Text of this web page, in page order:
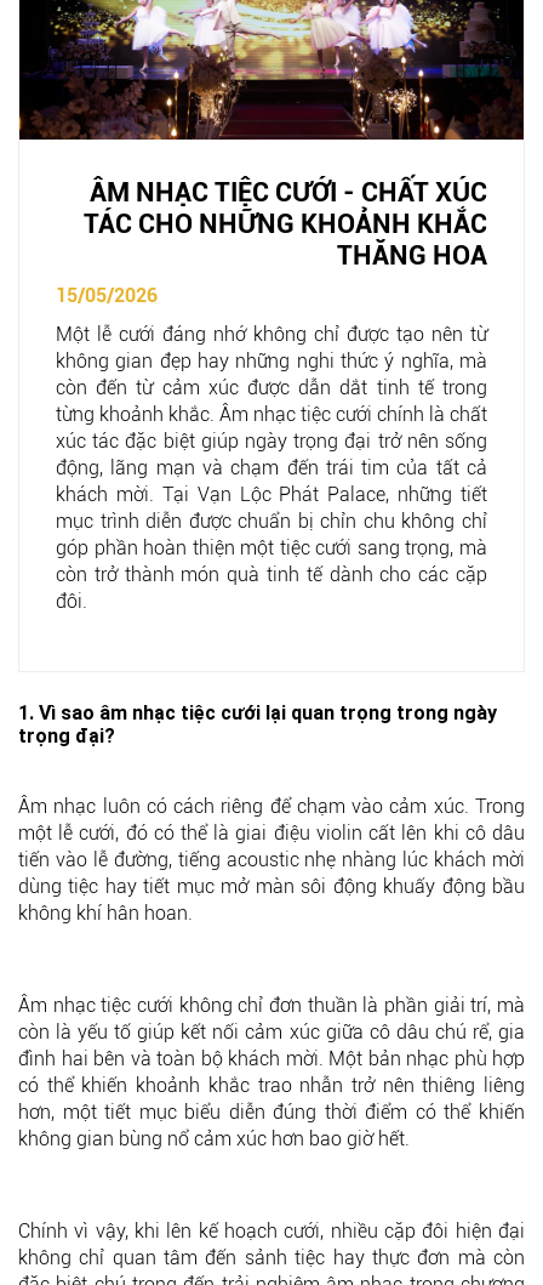
ÂM NHẠC TIỆC CƯỚI - CHẤT XÚC
TÁC CHO NHỮNG KHOẢNH KHẮC
THĂNG HOA
15/05/2026
Một lễ cưới đáng nhớ không chỉ được tạo nên từ
không gian đẹp hay những nghi thức ý nghĩa, mà
còn đến từ cảm xúc được dẫn dắt tinh tế trong
từng khoảnh khắc. Âm nhạc tiệc cưới chính là chất
xúc tác đặc biệt giúp ngày trọng đại trở nên sống
động, lãng mạn và chạm đến trái tim của tất cả
khách mời. Tại Vạn Lộc Phát Palace, những tiết
mục trình diễn được chuẩn bị chỉn chu không chỉ
góp phần hoàn thiện một tiệc cưới sang trọng, mà
còn trở thành món quà tinh tế dành cho các cặp
đôi.
1. Vì sao âm nhạc tiệc cưới lại quan trọng trong ngày
trọng đại?
Âm nhạc luôn có cách riêng để chạm vào cảm xúc. Trong
một lễ cưới, đó có thể là giai điệu violin cất lên khi cô dâu
tiến vào lễ đường, tiếng acoustic nhẹ nhàng lúc khách mời
dùng tiệc hay tiết mục mở màn sôi động khuấy động bầu
không khí hân hoan.
Âm nhạc tiệc cưới không chỉ đơn thuần là phần giải trí, mà
còn là yếu tố giúp kết nối cảm xúc giữa cô dâu chú rể, gia
đình hai bên và toàn bộ khách mời. Một bản nhạc phù hợp
có thể khiến khoảnh khắc trao nhẫn trở nên thiêng liêng
hơn, một tiết mục biểu diễn đúng thời điểm có thể khiến
không gian bùng nổ cảm xúc hơn bao giờ hết.
Chính vì vậy, khi lên kế hoạch cưới, nhiều cặp đôi hiện đại
không chỉ quan tâm đến sảnh tiệc hay thực đơn mà còn